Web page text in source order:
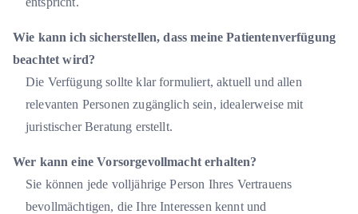
Wie kann ich sicherstellen, dass meine Patientenverfügung
beachtet wird?
Die Verfügung sollte klar formuliert, aktuell und allen
relevanten Personen zugänglich sein, idealerweise mit
juristischer Beratung erstellt.
Wer kann eine Vorsorgevollmacht erhalten?
Sie können jede volljährige Person Ihres Vertrauens
bevollmächtigen, die Ihre Interessen kennt und